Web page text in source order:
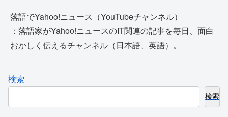
落語でYahoo!ニュース（YouTubeチャンネル）
：落語家がYahoo!ニュースのIT関連の記事を毎日、面白
おかしく伝えるチャンネル（日本語、英語）。
検索
検索